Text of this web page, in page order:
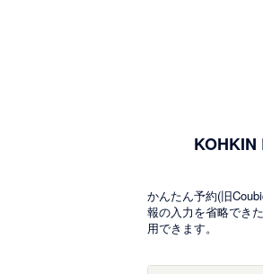
かんたん予約(旧
報の入力を省略でき
用できます。